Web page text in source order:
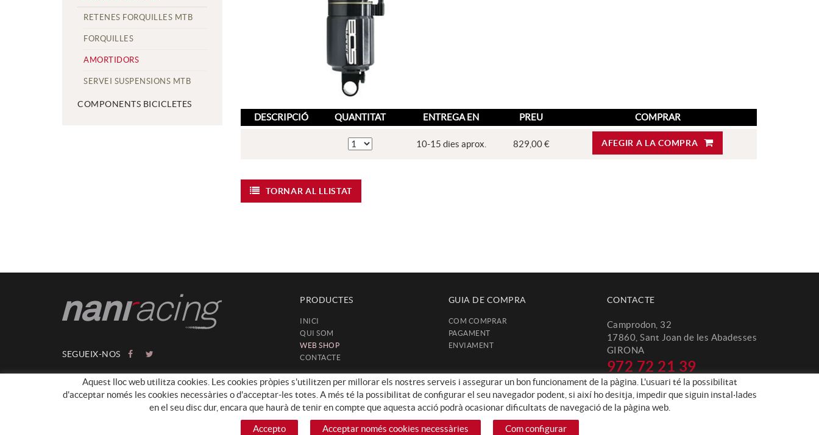
RETENES FORQUILLES MTB
FORQUILLES
AMORTIDORS
SERVEI SUSPENSIONS MTB
COMPONENTS BICICLETES
DESCRIPCIÓ QUANTITAT ENTREGA EN PREU COMPRAR
10-15 dies aprox. 829,00 € AFEGIR A LA COMPRA
TORNAR AL LLISTAT
SEGUEIX-NOS
PRODUCTES
INICI
QUI SOM
WEB SHOP
CONTACTE
GUIA DE COMPRA
COM COMPRAR
PAGAMENT
ENVIAMENT
CONTACTE
Camprodon, 32
17860, Sant Joan de les Abadesses
GIRONA
972 72 21 39
info@naniracing.com
Aquest lloc web utilitza cookies. Les cookies pròpies s'utilitzen per millorar els nostres serveis i assegurar un bon funcionament de la pàgina. L'usuari té la possibilitat
d'acceptar només les cookies necessàries o d'acceptar-les totes. A més té la possibilitat de configurar el seu navegador podent, si així ho desitja, impedir que siguin instal·lades
en el seu disc dur, encara que haurà de tenir en compte que aquesta acció podrà ocasionar dificultats de navegació de la pàgina web.
Accepto Acceptar només cookies necessàries Com configurar